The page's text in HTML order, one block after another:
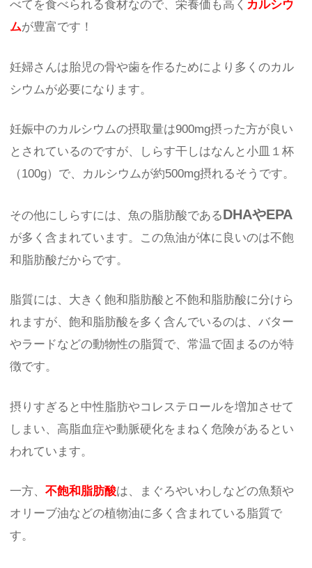
べてを食べられる食材なので、栄養価も高く カルシウ
ムが豊富です！
妊婦さんは胎児の骨や歯を作るためにより多くのカル
シウムが必要になります。
妊娠中のカルシウムの摂取量は900mg摂った方が良い
とされているのですが、しらす干しはなんと小皿１杯
（100g）で、カルシウムが約500mg摂れるそうです。
その他にしらすには、魚の脂肪酸であるDHAやEPA
が多く含まれています。この魚油が体に良いのは不飽
和脂肪酸だからです。
脂質には、大きく飽和脂肪酸と不飽和脂肪酸に分けら
れますが、飽和脂肪酸を多く含んでいるのは、バター
やラードなどの動物性の脂質で、常温で固まるのが特
徴です。
摂りすぎると中性脂肪やコレステロールを増加させて
しまい、高脂血症や動脈硬化をまねく危険があるとい
われています。
一方、不飽和脂肪酸は、まぐろやいわしなどの魚類や
オリーブ油などの植物油に多く含まれている脂質で
す。